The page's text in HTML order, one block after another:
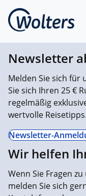
Newsletter
Melden Sie sich für
Sie sich Ihren 25 €
regelmäßig
wertvolle Reisetipps.
Newsletter-
Wir helfen
Wenn Sie Fragen
melden Sie sich